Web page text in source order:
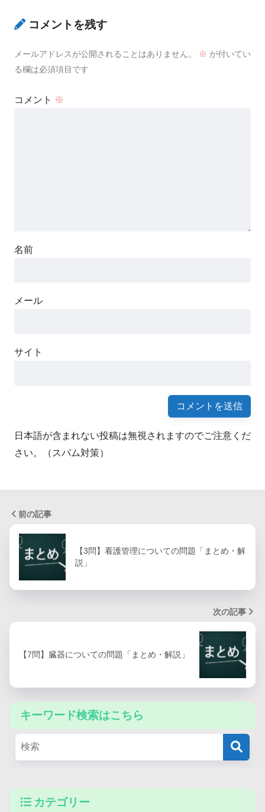
コメントを残す
メールアドレスが公開されることはありません。 ※ が付いてい
る欄は必須項目です
コメント ※
名前
メール
サイト
日本語が含まれない投稿は無視されますのでご注意くだ
さい。（スパム対策）
前の記事
【3問】看護管理についての問題「まとめ・解
説」
次の記事
【7問】臓器についての問題「まとめ・解説」
キーワード検索はこちら
カテゴリー